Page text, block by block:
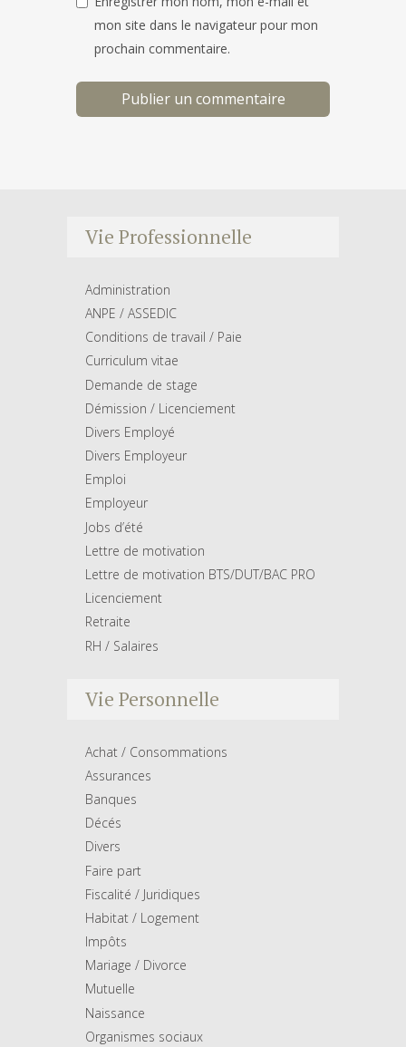
mon site dans le navigateur pour mon
prochain commentaire.
Vie Professionnelle
Administration
ANPE / ASSEDIC
Conditions de travail / Paie
Curriculum vitae
Demande de stage
Démission / Licenciement
Divers Employé
Divers Employeur
Emploi
Employeur
Jobs d’été
Lettre de motivation
Lettre de motivation BTS/DUT/BAC PRO
Licenciement
Retraite
RH / Salaires
Vie Personnelle
Achat / Consommations
Assurances
Banques
Décés
Divers
Faire part
Fiscalité / Juridiques
Habitat / Logement
Impôts
Mariage / Divorce
Mutuelle
Naissance
Organismes sociaux